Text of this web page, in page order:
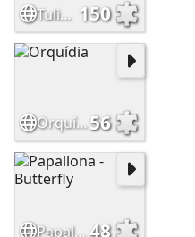
Tulipes -Tulips 150
Orquídia56
Papallona - Butterfly48